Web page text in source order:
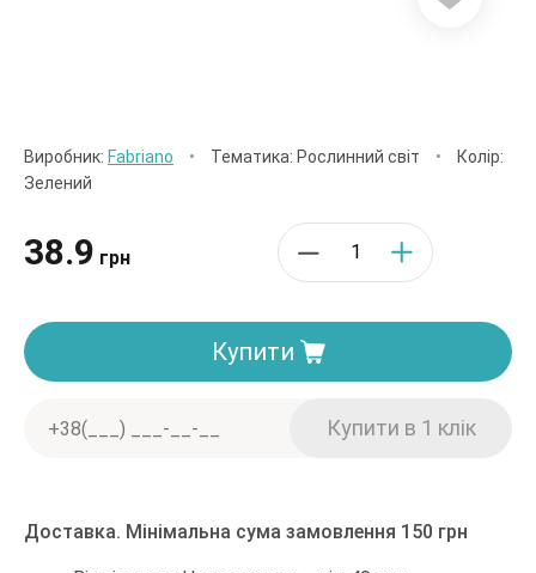
Виробник: Fabriano • Тематика: Рослинний світ •
Колір:
Зелений
38.9 грн
Купити
Доставка. Мінімальна сума замовлення 150 грн